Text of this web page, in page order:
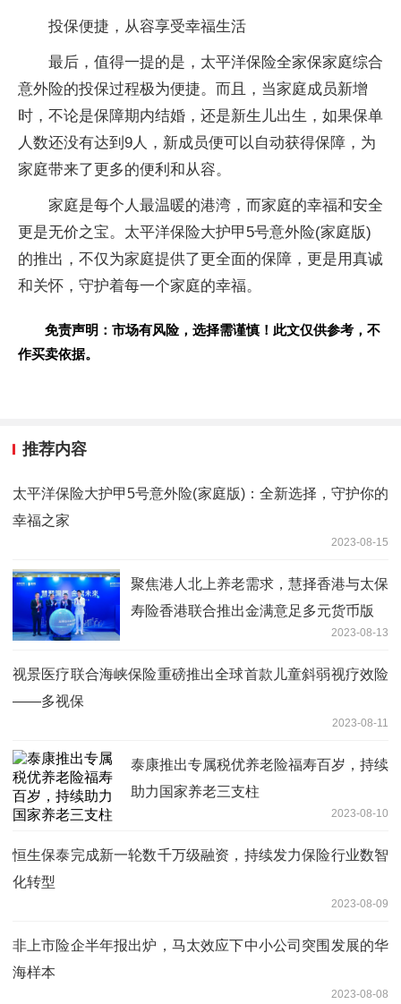
投保便捷，从容享受幸福生活
最后，值得一提的是，太平洋保险全家保家庭综合
意外险的投保过程极为便捷。而且，当家庭成员新增
时，不论是保障期内结婚，还是新生儿出生，如果保单
人数还没有达到9人，新成员便可以自动获得保障，为
家庭带来了更多的便利和从容。
家庭是每个人最温暖的港湾，而家庭的幸福和安全
更是无价之宝。太平洋保险大护甲5号意外险(家庭版)
的推出，不仅为家庭提供了更全面的保障，更是用真诚
和关怀，守护着每一个家庭的幸福。
免责声明：市场有风险，选择需谨慎！此文仅供参考，不
作买卖依据。
推荐内容
太平洋保险大护甲5号意外险(家庭版)：全新选择，守护你的
幸福之家
2023-08-15
聚焦港人北上养老需求，慧择香港与太保
寿险香港联合推出金满意足多元货币版
2023-08-13
视景医疗联合海峡保险重磅推出全球首款儿童斜弱视疗效险
——多视保
2023-08-11
泰康推出专属税优养老险福寿百岁，持续
助力国家养老三支柱
2023-08-10
恒生保泰完成新一轮数千万级融资，持续发力保险行业数智
化转型
2023-08-09
非上市险企半年报出炉，马太效应下中小公司突围发展的华
海样本
2023-08-08